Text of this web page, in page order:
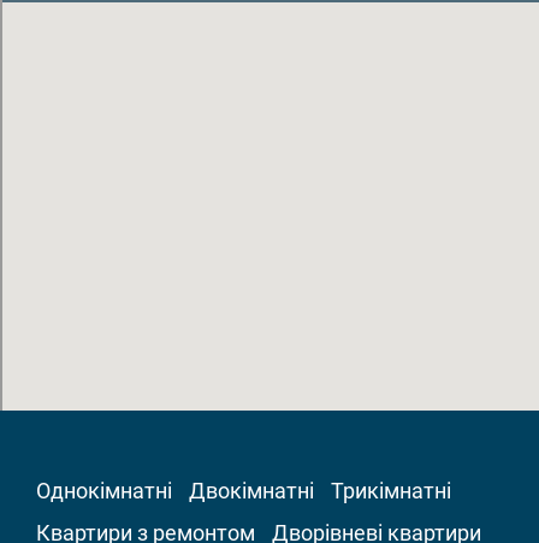
Однокімнатні Двокімнатні
Трикімнатні
Квартири з ремонтом
Дворівневі квартири